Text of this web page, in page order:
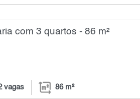
com 3 quartos - 86 m²
vagas 86 m²